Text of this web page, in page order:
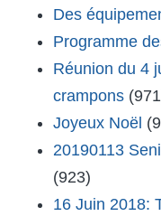
Des
Programme
Réunion du 4
crampons
Joyeux Noël
20190113
(923)
16 Juin 2018: